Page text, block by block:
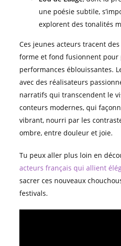
une poésie subtile,
explorent des tonalités
Ces jeunes acteurs tracent
forme et fond fusionnent pour
performances éblouissantes.
avec des réalisateurs
narratifs qui transcendent le
conteurs modernes, qui
vibrant, nourri par les
ombre, entre douleur et joie.
Tu peux aller plus loin en
acteurs français qui allient
sacrer ces nouveaux
festivals.